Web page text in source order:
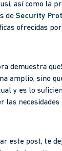
así como la
de Security
ofrecidas
demuestra que
amplio, sino
y es lo
las
este post, te